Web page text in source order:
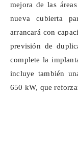
mejora de las
nueva cubierta
arrancará con
previsión de
complete la
incluye también
650 kW, que